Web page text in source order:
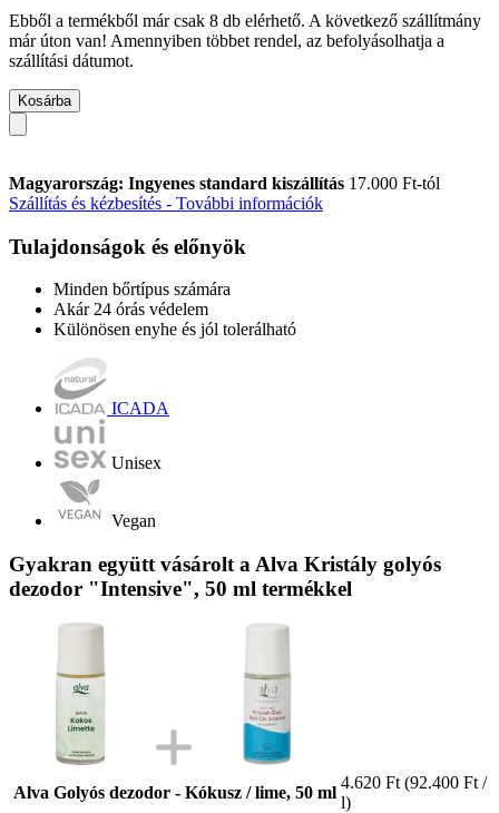
Ebből a termékből már csak 8 db elérhető. A következő szállítmány
már úton van! Amennyiben többet rendel, az befolyásolhatja a
szállítási dátumot.
Kosárba
Magyarország: Ingyenes standard kiszállítás 17.000 Ft-tól
Szállítás és kézbesítés - További információk
Tulajdonságok és előnyök
Minden bőrtípus számára
Akár 24 órás védelem
Különösen enyhe és jól tolerálható
ICADA
Unisex
Vegan
Gyakran együtt vásárolt a Alva Kristály golyós
dezodor "Intensive", 50 ml termékkel
Alva Golyós dezodor - Kókusz / lime, 50 ml
4.620 Ft (92.400 Ft /
l)